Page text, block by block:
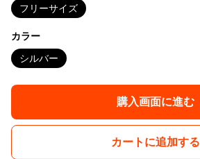
フリーサイズ
カラー
シルバー
購入画面に進む
カートに追加する